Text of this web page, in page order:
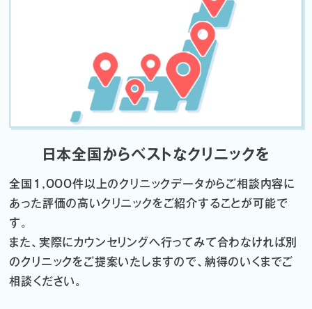
日本全国からベストなクリニックを
全国1,000件以上のクリニックデータからご相談内容に
あった評価の高いクリニックをご紹介することが可能で
す。
また、実際にカウンセリングへ行ってみて合わなければ別
のクリニックをご提案いたしますので、納得のいくまでご
相談ください。